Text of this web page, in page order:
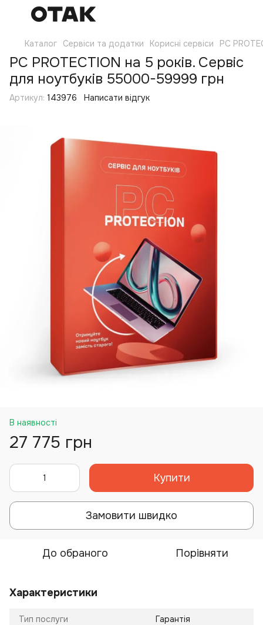
Каталог Сервіси та додатки Корисні сервіси PC
PC PROTECTION на 5 років. Сервіс
для ноутбуків 55000-59999 грн
Артикул: 143976 Написати відгук
В наявності
27 775 грн
Купити
Замовити швидко
До обраного Порівняти
Характеристики
Тип послуги Гарантія